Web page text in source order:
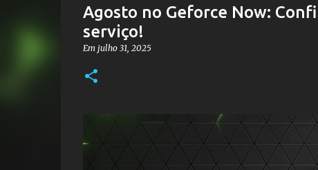
Agosto no Geforce Now:
serviço!
Em julho 31, 2025